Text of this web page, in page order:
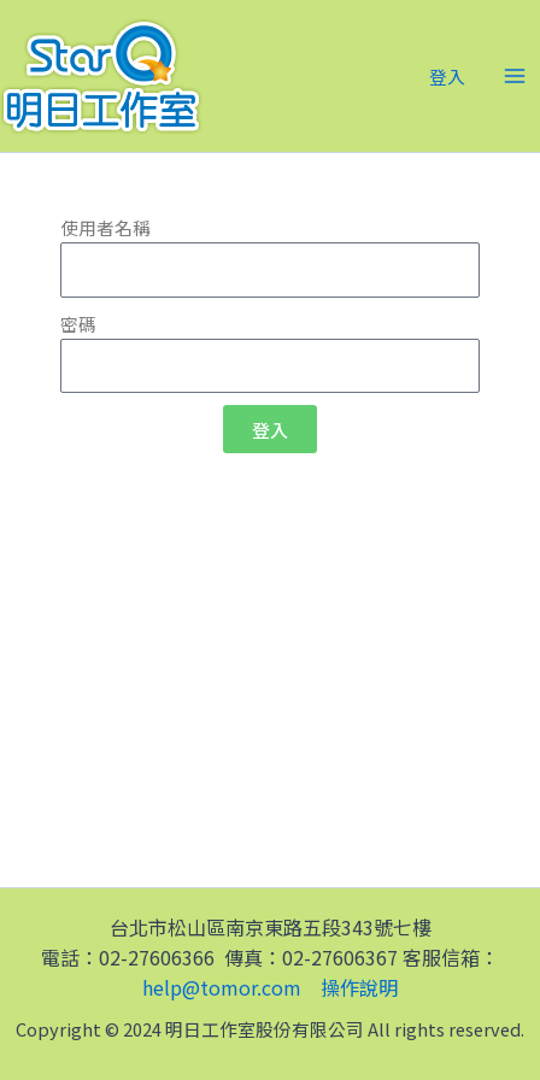
要
內
容
登入
使用者名稱
密碼
登入
台北市松山區南京東路五段343號七樓
電話：02-27606366 傳真：02-27606367 客服信箱：
help@tomor.com
操作說明
Copyright © 2024 明日工作室股份有限公司 All rights reserved.